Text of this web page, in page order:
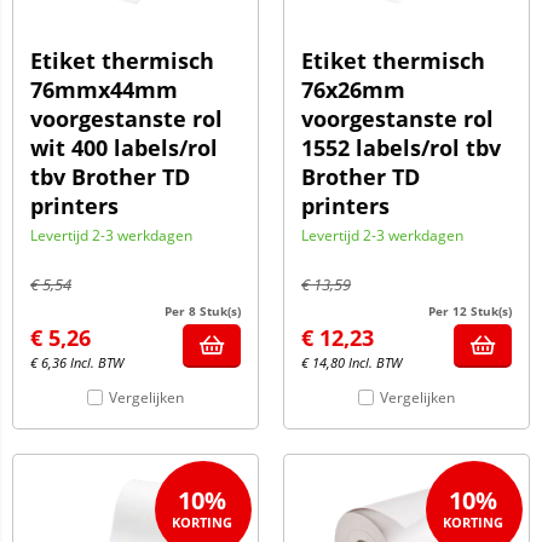
Etiket thermisch
76mmx44mm
voorgestanste rol
wit 400 labels/rol
tbv Brother TD
printers
Levertijd 2-3 werkdagen
€5,54
Per 8 Stuk(s)
€ 5,26
€6,36 Incl. BTW
Vergelijken
Etiket thermisch
76x26mm
voorgestanste rol
1552 labels/rol tbv
Brother TD
printers
Levertijd 2-3 werkdagen
€13,59
Per 12 Stuk(s)
€ 12,23
€ 14,80 Incl. BTW
Vergelijken
10% 10%